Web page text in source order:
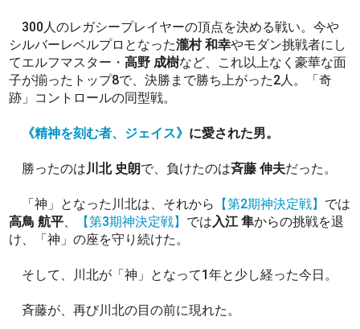
300人のレガシープレイヤーの頂点を決める戦い。今や
シルバーレベルプロとなった瀧村 和幸やモダン挑戦者にし
てエルフマスター・高野 成樹など、これ以上なく豪華な面
子が揃ったトップ8で、決勝まで勝ち上がった2人。「奇
跡」コントロールの同型戦。
《精神を刻む者、ジェイス》 に愛された男。
勝ったのは 川北 史朗で、負けたのは斉藤 伸夫だった。
「神」となった川北は、それから 【第2期神決定戦】 では
高鳥 航平
【第3期神決定戦】 では 入江 隼からの挑戦を退
け、「神」の座を守り続けた。
そして、川北が「神」となって1年と少し経った今日。
斉藤が、再び川北の目の前に現れた。